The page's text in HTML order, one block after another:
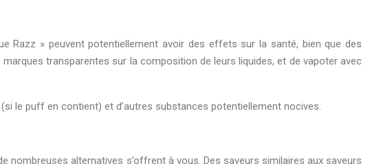
Razz » peuvent potentiellement avoir des effets sur la santé, bien que des
transparentes sur la composition de leurs liquides, et de vapoter avec
le puff en contient) et d’autres substances potentiellement nocives.
alternatives s’offrent à vous. Des saveurs similaires aux saveurs